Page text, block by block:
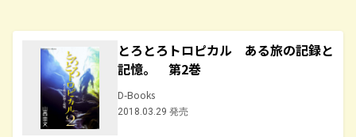
とろとろトロピカル ある旅の記録と
記憶。 第2巻
D-Books
2018.03.29 発売